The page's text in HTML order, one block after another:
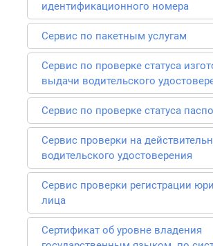
идентификационного номера
Сервис по пакетным услугам
Сервис по проверке статуса
выдачи водительского
Сервис по проверке статуса
Сервис проверки на
водительского удостоверения
Сервис проверки регистрации
лица
Сертификат об уровне владения